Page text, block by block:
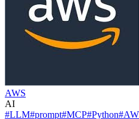
AWS
AI
#LLM#prompt#MCP#Python#